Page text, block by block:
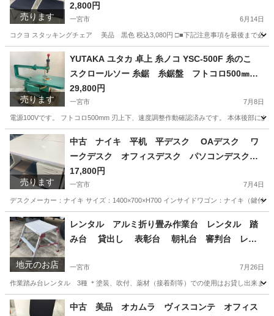
売ります
愛知県 一宮市 名古屋 稲沢 江南 岩倉 岐阜 羽島 各
務ヶ原 三重 愛知 グッドプライス一宮
2,800円
一宮市 6月14日
コクヨ スタッキングチェア 美品 黒色 税込3,080円 □■下記注意事項を最後まで必ず
愛知 一宮市 オフィス用家具 スタッキングチェア
売ります
YUTAKA ユタカ 卓上 糸ノコ YSC-500F 糸のこ
スクロールソー 糸鋸 糸鋸盤 フトコロ500㎜
愛知県 一宮市 名古屋 稲沢 江南 岩倉 岐阜 羽島 各
務ヶ原 三重 愛知 グッドプライス一宮
29,800円
一宮市 7月8日
電源100Vです。 フトコロ500mm 刃上下、速度調整作動確認済みです。 本体後部に
愛知 一宮市 その他
売ります
中古 ナイキ 平机 平デスク OAデスク ワ
ークデスク オフィスデスク パソコンデスク
事務机 インサイドワゴン サイドワゴン サイ
ドキャビネット 3段キャビネット ホワイト セ
ット品 1400×700×H700 愛知 一宮市 江南
市 稲沢市 名古屋 岐阜 各務ヶ原 岐南町
羽島 三重 グッドプライス一宮
17,800円
一宮市 7月4日
デスクメーカー：ナイキ サイズ：1400×700×H700 インサイドワゴン：ナイキ（鍵
愛知 一宮市 オフィス用家具 デスク
地元のお店
レンタル アルミ折り畳み作業台 レンタル 踏
み台 貸出し 表彰台 朝礼台 審判台 レン
3種 愛知 岐阜 一宮市 グッドプライス一宮
一宮市 7月26日
作業踏み台レンタル 3種 ＊塗装、吹付、薬材（接着剤等）での使用はお貸し出来
愛知 一宮市 その他
中古 美品 オカムラ ヴィスコンテ オフィス